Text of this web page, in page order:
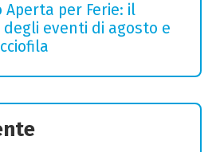
Aperta per Ferie: il
eventi di agosto e